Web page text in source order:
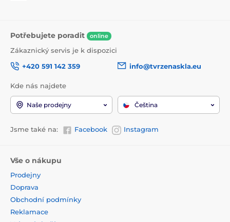
Potřebujete poradit online
Zákaznický servis je k dispozici
+420 591 142 359
info@tvrzenaskla.eu
Kde nás najdete
Naše prodejny Čeština
Jsme také na: Facebook Instagram
Vše o nákupu
Prodejny
Doprava
Obchodní podmínky
Reklamace